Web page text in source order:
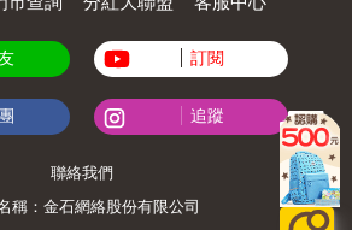
訂閱
追蹤
聯絡我們
稱：金石網絡股份有限公司